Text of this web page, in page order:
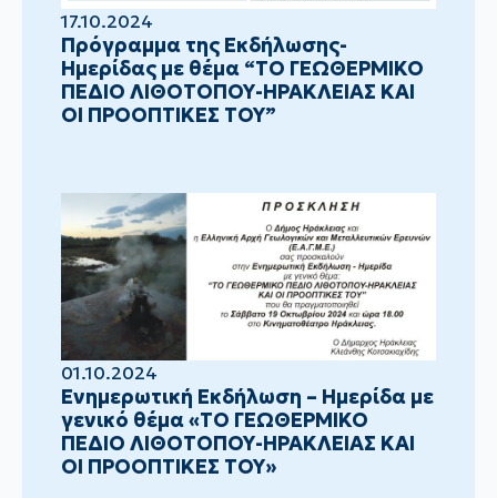
17.10.2024
Πρόγραμμα της Εκδήλωσης-
Ημερίδας με θέμα “ΤΟ ΓΕΩΘΕΡΜΙΚΟ
ΠΕΔΙΟ ΛΙΘΟΤΟΠΟΥ-ΗΡΑΚΛΕΙΑΣ ΚΑΙ
ΟΙ ΠΡΟΟΠΤΙΚΕΣ ΤΟΥ”
01.10.2024
Ενημερωτική Εκδήλωση – Ημερίδα με
γενικό θέμα «ΤΟ ΓΕΩΘΕΡΜΙΚΟ
ΠΕΔΙΟ ΛΙΘΟΤΟΠΟΥ-ΗΡΑΚΛΕΙΑΣ ΚΑΙ
ΟΙ ΠΡΟΟΠΤΙΚΕΣ ΤΟΥ»